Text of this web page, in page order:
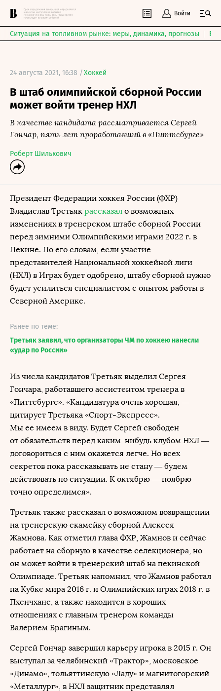
Войти
Ситуация на топливном рынке: меры, динамика, прогнозы
24 августа 2021, 16:38 /Хоккей
В штаб олимпийской сборной России
может войти тренер НХЛ
В качестве кандидата рассматривается Сергей
Гончар, пять лет проработавший в «Питтсбурге»
Роберт Шилькович
Президент Федерации хоккея России (ФХР)
Владислав Третьяк рассказал о возможных
изменениях в тренерском штабе сборной России
перед зимними Олимпийскими играми 2022 г. в
Пекине. По его словам, если участие
представителей Национальной хоккейной лиги
(НХЛ) в Играх будет одобрено, штабу сборной нужно
будет усилиться специалистом с опытом работы в
Северной Америке.
Ранее по теме:
Третьяк заявил, что организаторы ЧМ по хоккею нанесли
«удар по России»
Из числа кандидатов Третьяк выделил Сергея
Гончара, работавшего ассистентом тренера в
«Питтсбурге». «Кандидатура очень хорошая, —
цитирует Третьяка «Спорт-Экспресс».
Мы ее имеем в виду. Будет Сергей свободен
от обязательств перед каким-нибудь клубом НХЛ —
договориться с ним окажется легче. Но всех
секретов пока рассказывать не стану — будем
действовать по ситуации. К октябрю — ноябрю
точно определимся».
Третьяк также рассказал о возможном возвращении
на тренерскую скамейку сборной Алексея
Жамнова. Как отметил глава ФХР, Жамнов и сейчас
работает на сборную в качестве селекционера, но
он может войти в тренерский штаб на пекинской
Олимпиаде. Третьяк напомнил, что Жамнов работал
на Кубке мира 2016 г. и Олимпийских играх 2018 г. в
Пхенчхане, а также находится в хороших
отношениях с главным тренером команды
Валерием Брагиным.
Сергей Гончар завершил карьеру игрока в 2015 г. Он
выступал за челябинский «Трактор», московское
«Динамо», тольяттинскую «Ладу» и магнитогорский
«Металлург», в НХЛ защитник представлял